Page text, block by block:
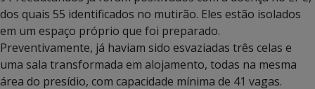
dos quais 55 identificados no mutirão. Eles estão isolados
em um espaço próprio que foi preparado.
Preventivamente, já haviam sido esvaziadas três celas e
uma sala transformada em alojamento, todas na mesma
área do presídio, com capacidade mínima de 41 vagas.